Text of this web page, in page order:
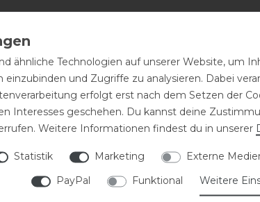
-20%
ähnliche Technologien auf unserer Website, um
und Zugriffe zu analysieren. Dabei
erfolgt erst nach dem Setzen der
Interesses geschehen. Du kannst deine
Weitere Informationen findest du in unserer
Statistik Marketing Externe
PayPal
Funktional Weitere